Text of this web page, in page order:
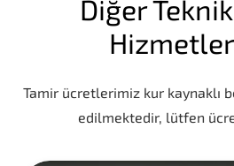
Diğer
Tamir ücretlerimiz kur kaynaklı
edilmektedir, lütfen